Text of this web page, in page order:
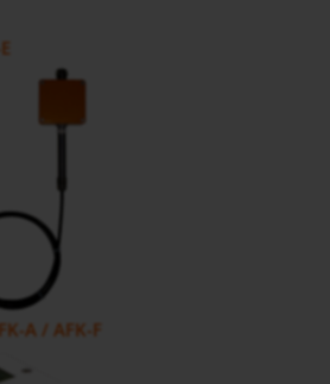
A / AFK-F